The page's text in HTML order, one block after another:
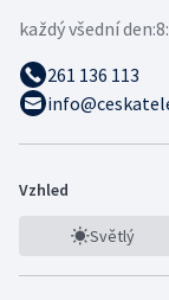
každý všední den:
261 136 113
Vzhled
Světlý